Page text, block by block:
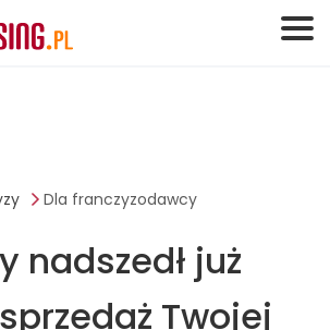
Dla franczyzodawcy
nadszedł już
Twojej